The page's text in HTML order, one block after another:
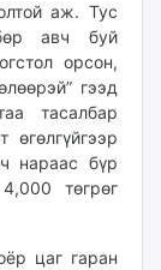
аж. Тус
авч буй
орсон,
гээд
тасалбар
нараас бүр
төгрөг
цаг гаран